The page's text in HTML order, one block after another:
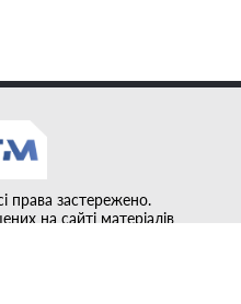
права застережено.
на сайті матеріалів